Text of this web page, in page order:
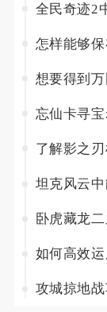
全民奇迹2
忘仙卡寻
坦克风云
卧虎藏龙
如何高效